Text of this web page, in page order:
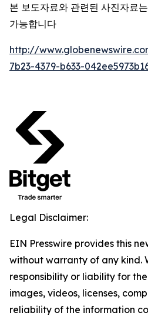
본 보도자료와 관련된 사진자료
가능합니다
http://
7b23-4379-b633-
Legal Disclaimer:
EIN Presswire provides this
without warranty of any kind.
responsibility or liability for
images, videos, licenses,
reliability of the information